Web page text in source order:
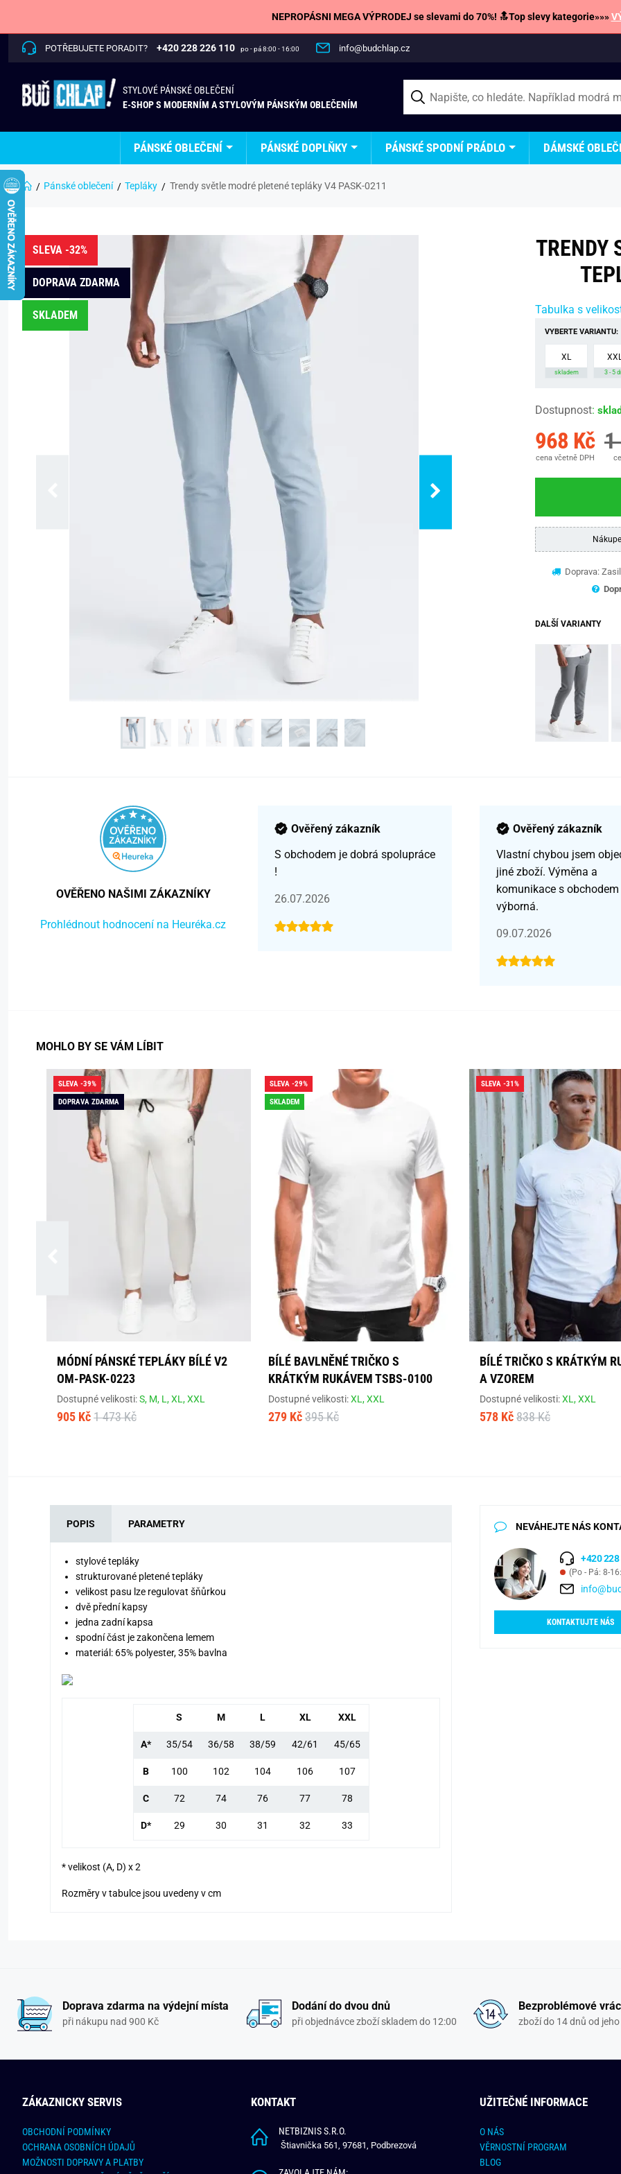
NEPROPÁSNI MEGA VÝPRODEJ se slevami do 70%! 🔝Top slevy kategorie»»»
POTŘEBUJETE PORADIT? +420 228 226 110 po - pá 8:00 - 16:00 info@budchlap.cz
STYLOVÉ PÁNSKÉ OBLEČENÍ
E-SHOP S MODERNÍM A STYLOVÝM PÁNSKÝM OBLEČENÍM
PÁNSKÉ OBLEČENÍ PÁNSKÉ DOPLŇKY PÁNSKÉ SPODNÍ PRÁDLO DÁMSKÉ
Pánské oblečení Tepláky Trendy světle modré pletené tepláky V4 PASK-0211
SLEVA -32%
DOPRAVA ZDARMA
SKLADEM
TRENDY
Tabulka s
VYBERTE VARIANTU:
XL
skladem 3 - 5
Dostupnost:
968 Kč
cena včetně DPH
1
Doprava:
DALŠÍ VARIANTY
OVĚŘENO NAŠIMI ZÁKAZNÍKY
Prohlédnout hodnocení na Heuréka.cz
Ověřený zákazník
S obchodem je dobrá spolupráce
!
26.07.2026
Ověřený zákazník
Vlastní chybou jsem
jiné zboží. Výměna a
komunikace s obchodem
výborná.
09.07.2026
MOHLO BY SE VÁM LÍBIT
SLEVA -39%
DOPRAVA ZDARMA
MÓDNÍ PÁNSKÉ TEPLÁKY BÍLÉ V2
OM-PASK-0223
Dostupné velikosti:S, M, L,XL,XXL
905 Kč 1 473 Kč
SLEVA -29%
SKLADEM
BÍLÉ BAVLNĚNÉ TRIČKO S
KRÁTKÝM RUKÁVEM TSBS-0100
Dostupné velikosti:XL,XXL
279 Kč 395 Kč
SLEVA -31%
BÍLÉ TRIČKO S KRÁTKÝM
A VZOREM
Dostupné velikosti:XL,XXL
578 Kč 838 Kč
POPIS PARAMETRY
stylové tepláky
strukturované pletené tepláky
velikost pasu lze regulovat šňůrkou
dvě přední kapsy
jedna zadní kapsa
spodní část je zakončena lemem
materiál: 65% polyester, 35% bavlna
S M L XL XXL
A* 35/54 36/58 38/59 42/61 45/65
B 100 102 104 106 107
C 72 74 76 77 78
D* 29 30 31 32 33
* velikost (A, D) x 2
Rozměry v tabulce jsou uvedeny v cm
NEVÁHEJTE NÁS
+420 228
(Po - Pá: 8-
KONTAKTUJTE NÁS
Doprava zdarma na výdejní místa
při nákupu nad 900 Kč
Dodání do dvou dnů
při objednávce zboží skladem do 12:00
Bezproblémové
zboží do 14 dnů od
ZÁKAZNICKY SERVIS
OBCHODNÍ PODMÍNKY
OCHRANA OSOBNÍCH ÚDAJŮ
MOŽNOSTI DOPRAVY A PLATBY
KONTAKT
NETBIZNIS S.R.O.
Štiavnička 561, 97681, Podbrezová
UŽITEČNÉ INFORMACE
O NÁS
VĚRNOSTNÍ PROGRAM
BLOG